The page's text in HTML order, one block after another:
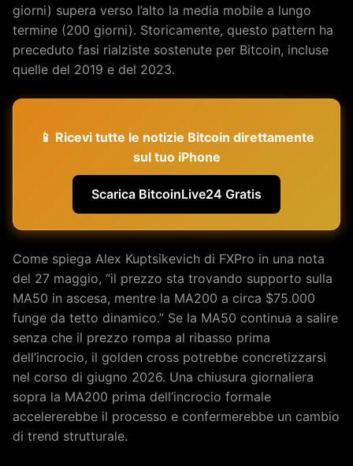
giorni) supera verso l’alto la media mobile a lungo
termine (200 giorni). Storicamente, questo pattern ha
preceduto fasi rialziste sostenute per Bitcoin, incluse
quelle del 2019 e del 2023.
📱 Ricevi tutte le notizie Bitcoin direttamente
sul tuo iPhone
Scarica BitcoinLive24 Gratis
Come spiega Alex Kuptsikevich di FXPro in una nota
del 27 maggio, “il prezzo sta trovando supporto sulla
MA50 in ascesa, mentre la MA200 a circa $75.000
funge da tetto dinamico.” Se la MA50 continua a salire
senza che il prezzo rompa al ribasso prima
dell’incrocio, il golden cross potrebbe concretizzarsi
nel corso di giugno 2026. Una chiusura giornaliera
sopra la MA200 prima dell’incrocio formale
accelererebbe il processo e confermerebbe un cambio
di trend strutturale.